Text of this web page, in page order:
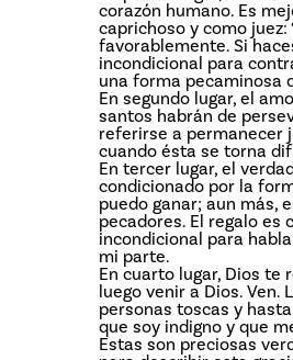
corazón humano. Es
caprichoso y como
favorablemente. Si
incondicional para
una forma pecaminosa
En segundo lugar, el
santos habrán de
referirse a permanecer
cuando ésta se torna
En tercer lugar, el
condicionado por la
puedo ganar; aun más,
pecadores. El regalo es
incondicional para
mi parte.
En cuarto lugar, Dios te
luego venir a Dios.
personas toscas y
que soy indigno y que
Estas son preciosas